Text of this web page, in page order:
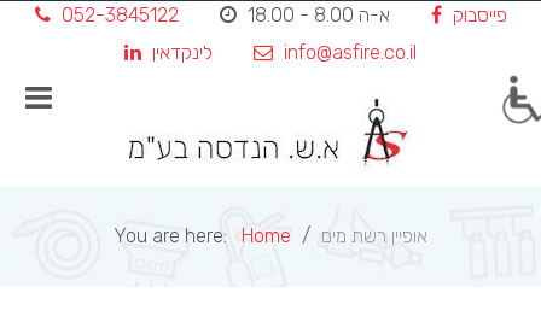
Skip
052-3845122 א-ה 8.00 - 18.00
פייסבוק
לינקדאין
info@asfire.co.il
You are here: Home אופיין רשת מים